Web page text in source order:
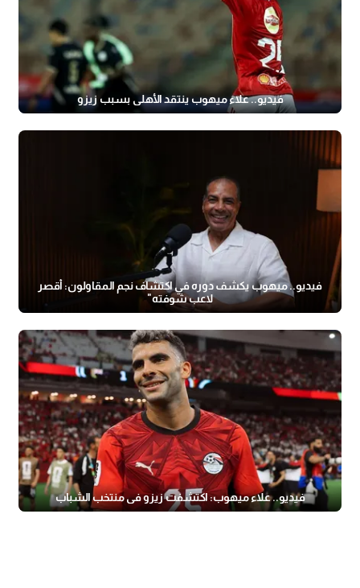
فيديو.. علاء ميهوب ينتقد الأهلي بسبب زيزو
فيديو.. ميهوب يكشف دوره في اكتشاف نجم المقاولون: أقصر
لاعب شوفته"
فيديو.. علاء ميهوب: اكتشفت زيزو في منتخب الشباب